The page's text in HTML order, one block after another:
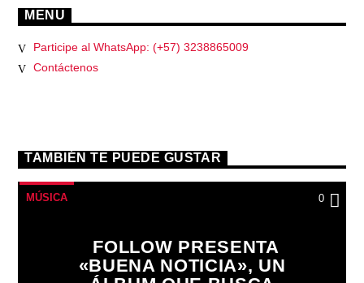
MENU
Participe al WhatsApp: (+57) 3238865009
Contáctenos
TAMBIÉN TE PUEDE GUSTAR
MÚSICA 0
FOLLOW PRESENTA
«BUENA NOTICIA», UN